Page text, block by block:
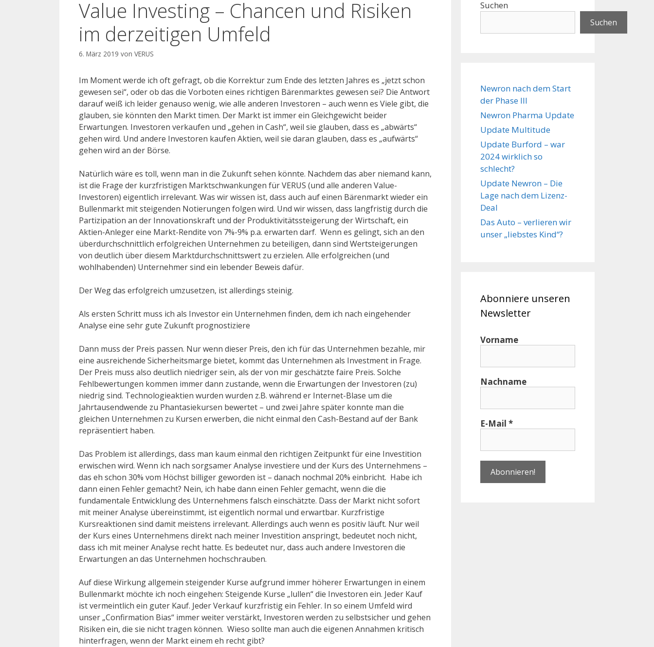
Value Investing – Chancen und Risiken
im derzeitigen Umfeld
6. März 2019 von VERUS
Im Moment werde ich oft gefragt, ob die Korrektur zum Ende des letzten Jahres es „jetzt schon
gewesen sei“, oder ob das die Vorboten eines richtigen Bärenmarktes gewesen sei? Die Antwort
darauf weiß ich leider genauso wenig, wie alle anderen Investoren – auch wenn es Viele gibt, die
glauben, sie könnten den Markt timen. Der Markt ist immer ein Gleichgewicht beider
Erwartungen. Investoren verkaufen und „gehen in Cash“, weil sie glauben, dass es „abwärts“
gehen wird. Und andere Investoren kaufen Aktien, weil sie daran glauben, dass es „aufwärts“
gehen wird an der Börse.
Natürlich wäre es toll, wenn man in die Zukunft sehen könnte. Nachdem das aber niemand kann,
ist die Frage der kurzfristigen Marktschwankungen für VERUS (und alle anderen Value-
Investoren) eigentlich irrelevant. Was wir wissen ist, dass auch auf einen Bärenmarkt wieder ein
Bullenmarkt mit steigenden Notierungen folgen wird. Und wir wissen, dass langfristig durch die
Partizipation an der Innovationskraft und der Produktivitätssteigerung der Wirtschaft, ein
Aktien-Anleger eine Markt-Rendite von 7%-9% p.a. erwarten darf. Wenn es gelingt, sich an den
überdurchschnittlich erfolgreichen Unternehmen zu beteiligen, dann sind Wertsteigerungen
von deutlich über diesem Marktdurchschnittswert zu erzielen. Alle erfolgreichen (und
wohlhabenden) Unternehmer sind ein lebender Beweis dafür.
Der Weg das erfolgreich umzusetzen, ist allerdings steinig.
Als ersten Schritt muss ich als Investor ein Unternehmen finden, dem ich nach eingehender
Analyse eine sehr gute Zukunft prognostiziere
Dann muss der Preis passen. Nur wenn dieser Preis, den ich für das Unternehmen bezahle, mir
eine ausreichende Sicherheitsmarge bietet, kommt das Unternehmen als Investment in Frage.
Der Preis muss also deutlich niedriger sein, als der von mir geschätzte faire Preis. Solche
Fehlbewertungen kommen immer dann zustande, wenn die Erwartungen der Investoren (zu)
niedrig sind. Technologieaktien wurden wurden z.B. während er Internet-Blase um die
Jahrtausendwende zu Phantasiekursen bewertet – und zwei Jahre später konnte man die
gleichen Unternehmen zu Kursen erwerben, die nicht einmal den Cash-Bestand auf der Bank
repräsentiert haben.
Das Problem ist allerdings, dass man kaum einmal den richtigen Zeitpunkt für eine Investition
erwischen wird. Wenn ich nach sorgsamer Analyse investiere und der Kurs des Unternehmens –
das eh schon 30% vom Höchst billiger geworden ist – danach nochmal 20% einbricht. Habe ich
dann einen Fehler gemacht? Nein, ich habe dann einen Fehler gemacht, wenn die die
fundamentale Entwicklung des Unternehmens falsch einschätzte. Dass der Markt nicht sofort
mit meiner Analyse übereinstimmt, ist eigentlich normal und erwartbar. Kurzfristige
Kursreaktionen sind damit meistens irrelevant. Allerdings auch wenn es positiv läuft. Nur weil
der Kurs eines Unternehmens direkt nach meiner Investition anspringt, bedeutet noch nicht,
dass ich mit meiner Analyse recht hatte. Es bedeutet nur, dass auch andere Investoren die
Erwartungen an das Unternehmen hochschrauben.
Auf diese Wirkung allgemein steigender Kurse aufgrund immer höherer Erwartungen in einem
Bullenmarkt möchte ich noch eingehen: Steigende Kurse „lullen“ die Investoren ein. Jeder Kauf
ist vermeintlich ein guter Kauf. Jeder Verkauf kurzfristig ein Fehler. In so einem Umfeld wird
unser „Confirmation Bias“ immer weiter verstärkt, Investoren werden zu selbstsicher und gehen
Risiken ein, die sie nicht tragen können. Wieso sollte man auch die eigenen Annahmen kritisch
hinterfragen, wenn der Markt einem eh recht gibt?
Suchen
Suchen
Newron nach dem Start
der Phase III
Newron Pharma Update
Update Multitude
Update Burford – war
2024 wirklich so
schlecht?
Update Newron – Die
Lage nach dem Lizenz-
Deal
Das Auto – verlieren wir
unser „liebstes Kind“?
Abonniere unseren
Newsletter
Vorname
Nachname
E-Mail *